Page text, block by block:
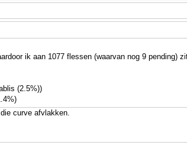
ik aan 1077 flessen (waarvan nog 9 pending)
(2.5%))
curve afvlakken.